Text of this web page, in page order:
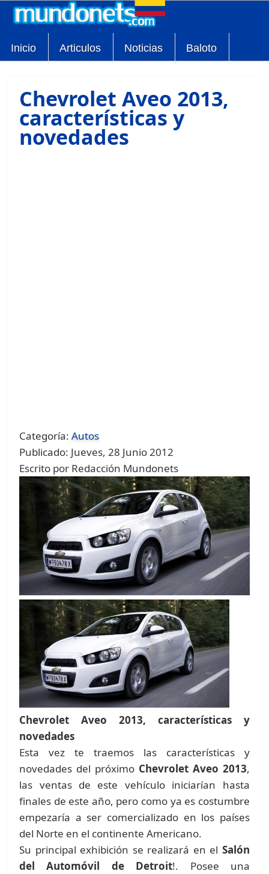
Inicio Articulos Noticias Baloto
Chevrolet Aveo 2013,
características y
novedades
Categoría:Autos
Publicado: Jueves, 28 Junio 2012
Escrito por Redacción Mundonets
Chevrolet Aveo 2013, características y
novedades
Esta vez te traemos las características y
novedades del próximo Chevrolet Aveo 2013,
las ventas de este vehículo iniciarían hasta
finales de este año, pero como ya es costumbre
empezaría a ser comercializado en los países
del Norte en el continente Americano.
Su principal exhibición se realizará en el Salón
del Automóvil de Detroit!. Posee una